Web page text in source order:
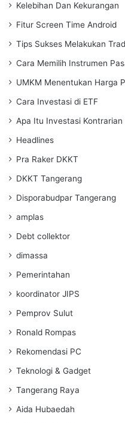
Kelebihan Dan Kekurangan
Fitur Screen Time Android
Tips Sukses Melakukan
Cara Memilih Instrumen
UMKM Menentukan Harga
Cara Investasi di ETF
Apa Itu Investasi Kontrarian
Headlines
Pra Raker DKKT
DKKT Tangerang
Disporabudpar Tangerang
amplas
Debt collektor
dimassa
Pemerintahan
koordinator JIPS
Pemprov Sulut
Ronald Rompas
Rekomendasi PC
Teknologi & Gadget
Tangerang Raya
Aida Hubaedah